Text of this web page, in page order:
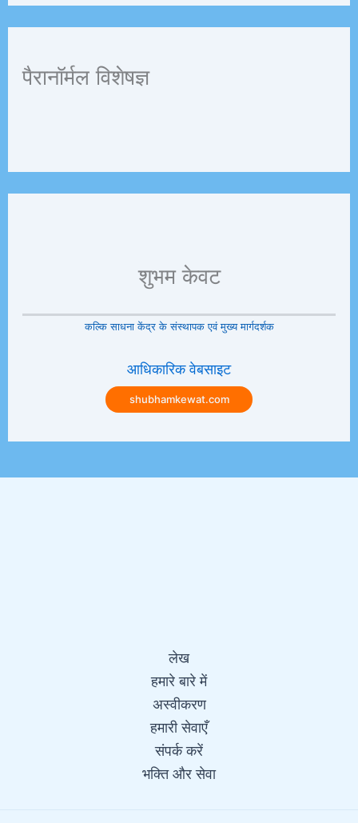
पैरानॉर्मल विशेषज्ञ
शुभम केवट
कल्कि साधना केंद्र के संस्थापक एवं मुख्य मार्गदर्शक
आधिकारिक वेबसाइट
shubhamkewat.com
लेख
हमारे बारे में
अस्वीकरण
हमारी सेवाएँ
संपर्क करें
भक्ति और सेवा